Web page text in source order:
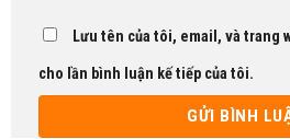
Lưu tên của tôi, email, và trang
cho lần bình luận kế tiếp của tôi.